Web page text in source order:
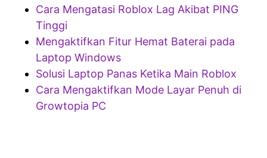
Cara Mengatasi Roblox Lag Akibat PING
Tinggi
Mengaktifkan Fitur Hemat Baterai pada
Laptop Windows
Solusi Laptop Panas Ketika Main Roblox
Cara Mengaktifkan Mode Layar Penuh di
Growtopia PC